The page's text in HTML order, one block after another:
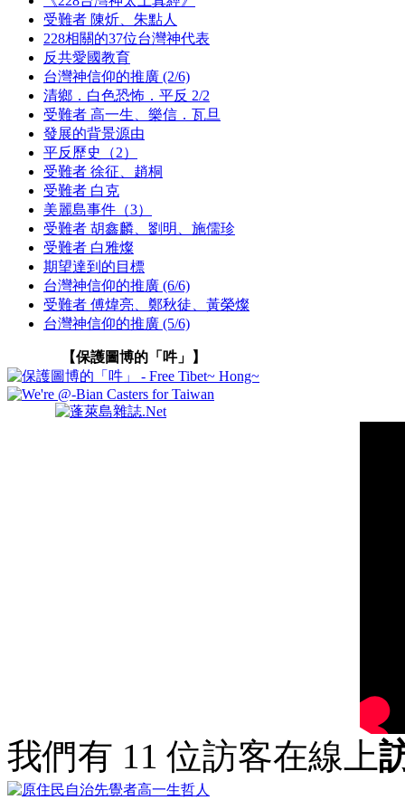
受難者 陳炘、朱點人
228相關的37位台灣神代表
反共愛國教育
台灣神信仰的推廣 (2/6)
清鄉．白色恐怖．平反 2/2
受難者 高一生、樂信．瓦旦
發展的背景源由
平反歷史（2）
受難者 徐征、趙桐
受難者 白克
美麗島事件（3）
受難者 胡鑫麟、劉明、施儒珍
受難者 白雅燦
期望達到的目標
台灣神信仰的推廣 (6/6)
受難者 傅煒亮、鄭秋徒、黃榮燦
台灣神信仰的推廣 (5/6)
【保護圖博的「吽」】
我們有 11 位訪客在線上